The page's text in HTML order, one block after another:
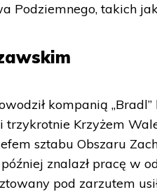
Podziemnego, takich
kompanią „Bradl”
Krzyżem
sztabu Obszaru
znalazł pracę w
pod zarzutem